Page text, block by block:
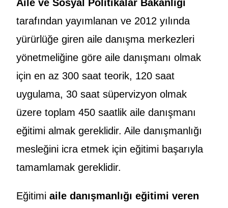
Aile ve Sosyal Politikalar Bakanlığı
tarafından yayımlanan ve 2012 yılında
yürürlüğe giren aile danışma merkezleri
yönetmeliğine göre aile danışmanı olmak
için en az 300 saat teorik, 120 saat
uygulama, 30 saat süpervizyon olmak
üzere toplam 450 saatlik aile danışmanı
eğitimi almak gereklidir. Aile danışmanlığı
mesleğini icra etmek için eğitimi başarıyla
tamamlamak gereklidir.
Eğitimiaile danışmanlığı eğitimi veren